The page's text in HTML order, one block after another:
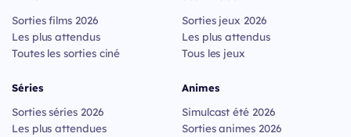
Sorties films 2026
Les plus attendus
Toutes les sorties ciné
Séries
Sorties séries 2026
Les plus attendues
Sorties jeux 2026
Les plus attendus
Tous les jeux
Animes
Simulcast été 2026
Sorties animes 2026